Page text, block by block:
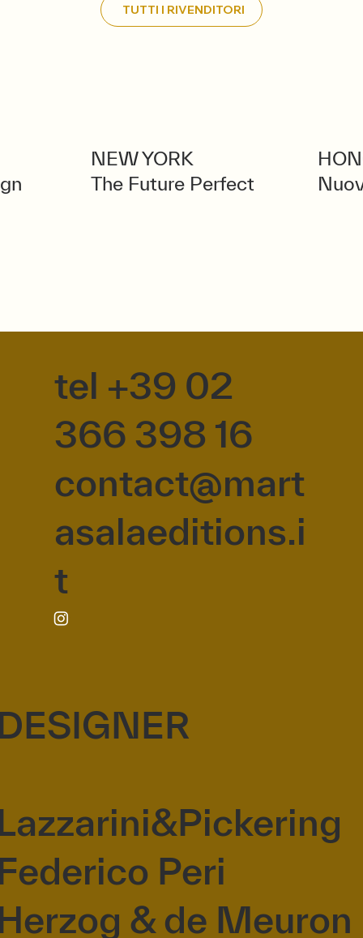
TUTTI I RIVENDITORI
NEW YORK
The Future Perfect
tel +39 02
366 398 16
contact@mart
asalaeditions.i
t
Peri
& de Meuron